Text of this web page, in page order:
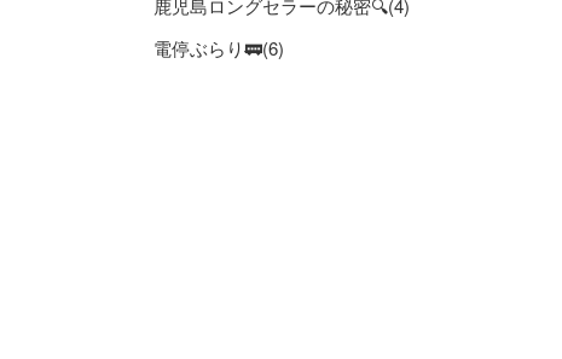
鹿児島ロングセラーの秘密🔍(4)
電停ぶらり🚃(6)